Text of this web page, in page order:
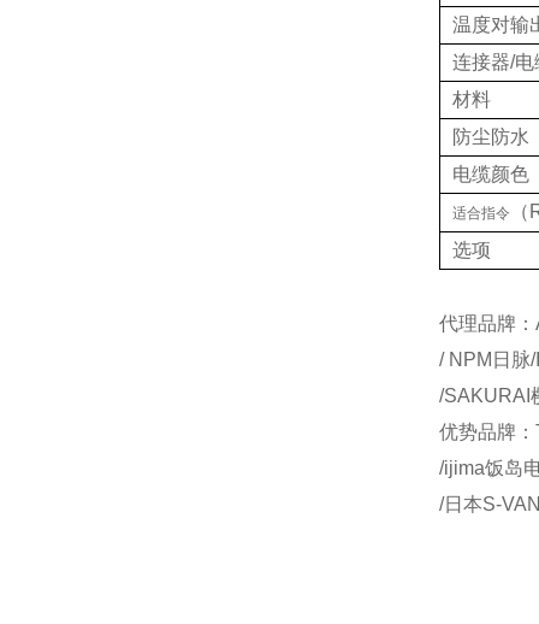
温度对输
连接器/电
材料
防尘防水
电缆颜色
适合指令
选项
代理品牌
/ NPM日脉
/SAKURAI
优势品牌
/ijima饭岛
/日本S-